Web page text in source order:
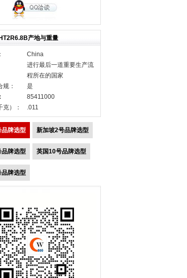
产地与重量
China
进行最后一道重要生产流
程所在的国家
规：
是
85411000
克）：
.011
牌选型 新加坡2号品牌选型
牌选型 英国10号品牌选型
品牌选型